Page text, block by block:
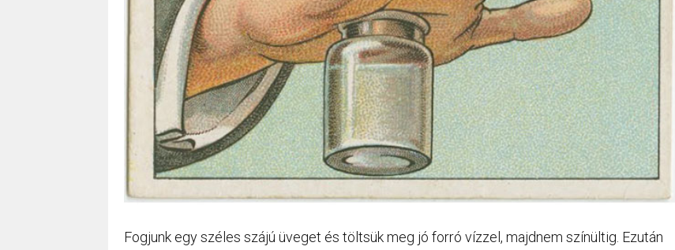
Fogjunk egy széles szájú üveget és töltsük meg jó forró vízzel, majdnem színültig. Ezután